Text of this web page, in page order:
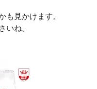
も見かけます。
いね。